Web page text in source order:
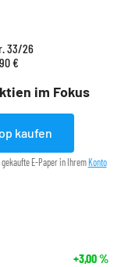
im Fokus
33/26
€
kaufen
gekaufte E-Paper in Ihrem Konto
+3,00%